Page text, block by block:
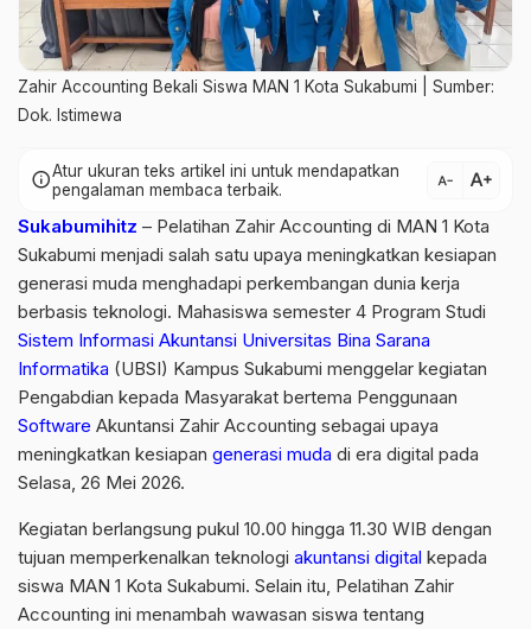
Zahir Accounting Bekali Siswa MAN 1 Kota Sukabumi | Sumber:
Dok. Istimewa
infoAtur ukuran teks artikel ini untuk mendapatkan
pengalaman membaca terbaik.
text_decrease text_increase
Sukabumihitz – Pelatihan Zahir Accounting di MAN 1 Kota
Sukabumi menjadi salah satu upaya meningkatkan kesiapan
generasi muda menghadapi perkembangan dunia kerja
berbasis teknologi. Mahasiswa semester 4 Program Studi
Sistem Informasi Akuntansi Universitas Bina Sarana
Informatika (UBSI) Kampus Sukabumi menggelar kegiatan
Pengabdian kepada Masyarakat bertema Penggunaan
Software Akuntansi Zahir Accounting sebagai upaya
meningkatkan kesiapan generasi muda di era digital pada
Selasa, 26 Mei 2026.
Kegiatan berlangsung pukul 10.00 hingga 11.30 WIB dengan
tujuan memperkenalkan teknologi akuntansi digital kepada
siswa MAN 1 Kota Sukabumi. Selain itu, Pelatihan Zahir
Accounting ini menambah wawasan siswa tentang